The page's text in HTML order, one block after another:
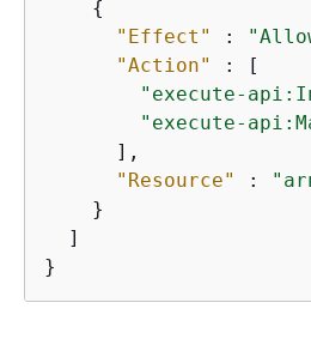
{
"Effect"
:
"Action"
: [
"execute-
"execute-
      ],
"Resource"
:
    }
  ]
}